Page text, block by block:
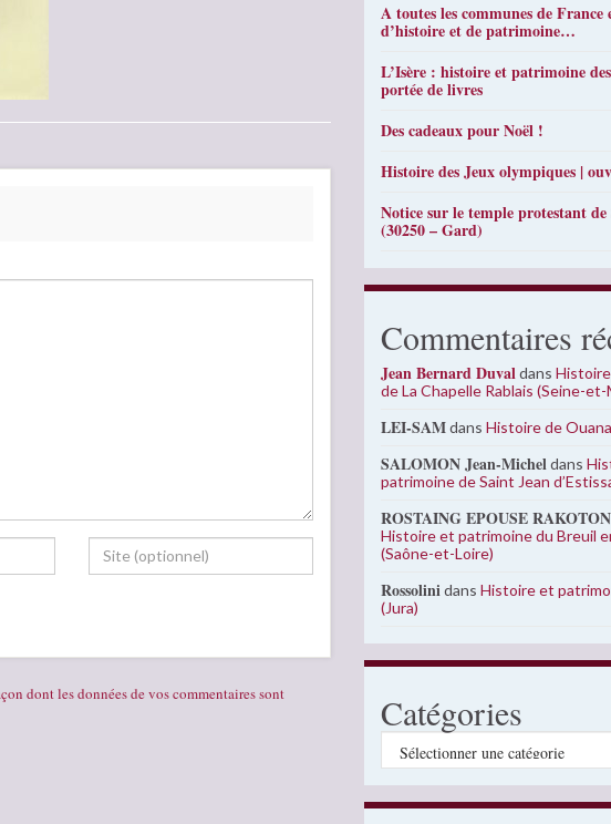
dont les données de vos commentaires sont
A toutes les communes de France
d’histoire et de patrimoine…
L’Isère : histoire et patrimoine
portée de livres
Des cadeaux pour Noël !
Histoire des Jeux olympiques |
Notice sur le temple protestant de
(30250 – Gard)
Commentaires
Jean Bernard Duvaldans
de La Chapelle Rablais (Seine-et-
LEI-SAMdansHistoire de
SALOMON Jean-Micheldans
patrimoine de Saint Jean
ROSTAING EPOUSE
Histoire et patrimoine du Breuil
(Saône-et-Loire)
RossolinidansHistoire et
(Jura)
Catégories
Catégories